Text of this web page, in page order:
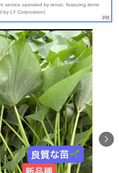
service operated by tenso, featuring items
by LY Corporation)